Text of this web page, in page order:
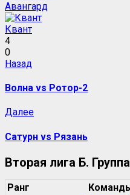
Авангард
Квант
4
0
Навигация
записи
Назад
Волна vs Ротор-2
ДалееСледующая
Сатурн vs Рязань
Вторая лига Б.
Ранг